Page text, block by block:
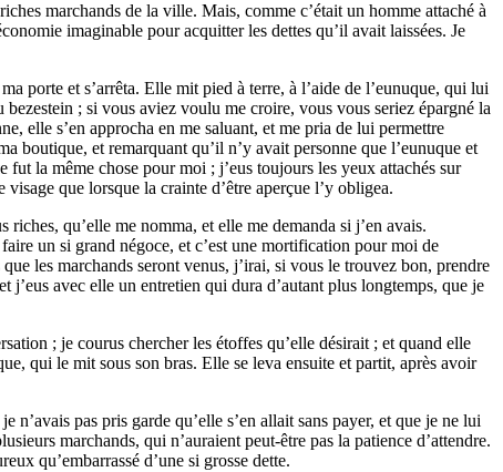
marchands de la ville. Mais, comme c’était un homme attaché à
imaginable pour acquitter les dettes qu’il avait laissées. Je
porte et s’arrêta. Elle mit pied à terre, à l’aide de l’eunuque, qui lui
; si vous aviez voulu me croire, vous vous seriez épargné la
elle s’en approcha en me saluant, et me pria de lui permettre
boutique, et remarquant qu’il n’y avait personne que l’eunuque et
la même chose pour moi ; j’eus toujours les yeux attachés sur
que lorsque la crainte d’être aperçue l’y obligea.
qu’elle me nomma, et elle me demanda si j’en avais.
un si grand négoce, et c’est une mortification pour moi de
les marchands seront venus, j’irai, si vous le trouvez bon, prendre
avec elle un entretien qui dura d’autant plus longtemps, que je
; je courus chercher les étoffes qu’elle désirait ; et quand elle
qui le mit sous son bras. Elle se leva ensuite et partit, après avoir
pas pris garde qu’elle s’en allait sans payer, et que je ne lui
marchands, qui n’auraient peut-être pas la patience d’attendre.
qu’embarrassé d’une si grosse dette.